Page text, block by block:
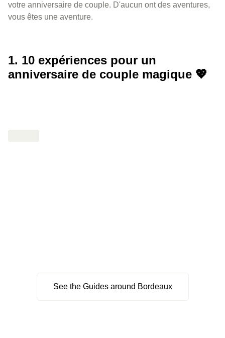
votre anniversaire de couple. D'aucun ont des aventures,
vous êtes une aventure.
1. 10 expériences pour un
anniversaire de couple magique 💖
See the Guides around Bordeaux